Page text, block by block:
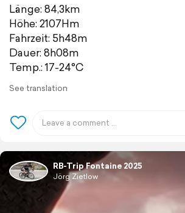
Länge: 84,3km
Höhe: 2107Hm
Fahrzeit: 5h48m
Dauer: 8h08m
Temp.: 17-24°C
See translation
RB-Trip Fontaine 2025
Jörg Zietlow